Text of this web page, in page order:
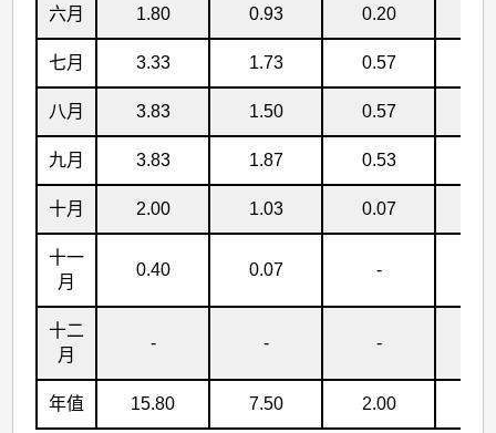
六月 1.80 0.93 0.20
七月 3.33 1.73 0.57
八月 3.83 1.50 0.57
九月 3.83 1.87 0.53
十月 2.00 1.03 0.07
十一
月
0.40 0.07 -
十二
月
- - -
年值 15.80 7.50 2.00